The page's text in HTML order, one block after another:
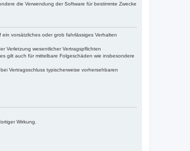
die Verwendung der Software für bestimmte Zwecke
vorsätzliches oder grob fahrlässiges Verhalten
Verletzung wesentlicher Vertragspflichten
gilt auch für mittelbare Folgeschäden wie insbesondere
Vertragsschluss typischerweise vorhersehbaren
Wirkung.